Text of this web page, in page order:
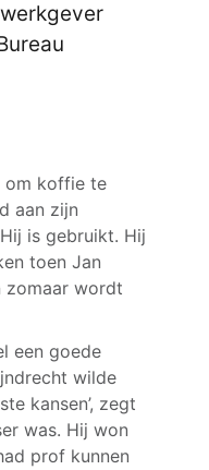
om koffie te
aan zijn
is gebruikt. Hij
toen Jan
zomaar wordt
een goede
wilde
kansen’, zegt
was. Hij won
prof kunnen